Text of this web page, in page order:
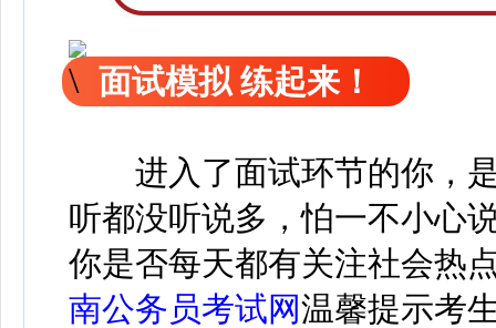
面试模拟 练起来！
进入了面试环节的你，
听都没听说多，怕一不小心
你是否每天都有关注社会热
南公务员考试网温馨提示考